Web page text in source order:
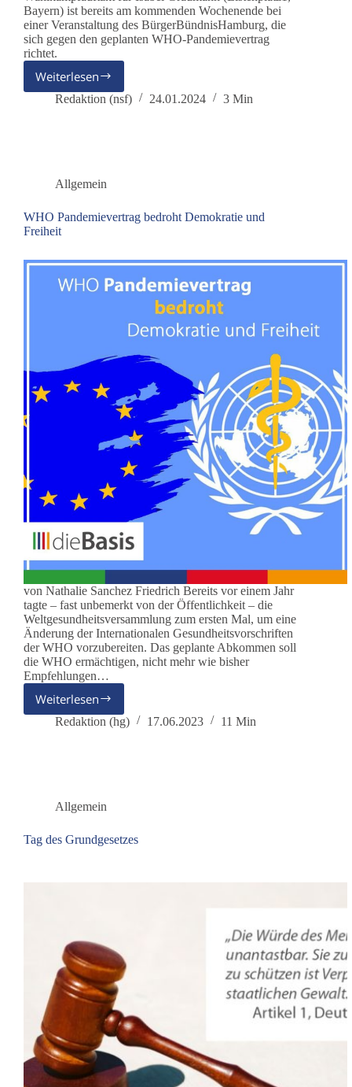
Bayern) ist bereits am kommenden Wochenende bei
einer Veranstaltung des BürgerBündnisHamburg, die
sich gegen den geplanten WHO-Pandemievertrag
richtet.
Weiterlesen
EU-
Wahl:
Isabel
Graumann
in
Hamburg
Redaktion (nsf) 24.01.2024 3 Min
Allgemein
WHO Pandemievertrag bedroht Demokratie und
Freiheit
von Nathalie Sanchez Friedrich Bereits vor einem Jahr
tagte – fast unbemerkt von der Öffentlichkeit – die
Weltgesundheitsversammlung zum ersten Mal, um eine
Änderung der Internationalen Gesundheitsvorschriften
der WHO vorzubereiten. Das geplante Abkommen soll
die WHO ermächtigen, nicht mehr wie bisher
Empfehlungen…
Weiterlesen
WHO
Pandemievertrag
Redaktion (hg) 17.06.2023 11 Min
Allgemein
Tag des Grundgesetzes